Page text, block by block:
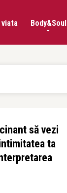
Body&Soul
să vezi
ta